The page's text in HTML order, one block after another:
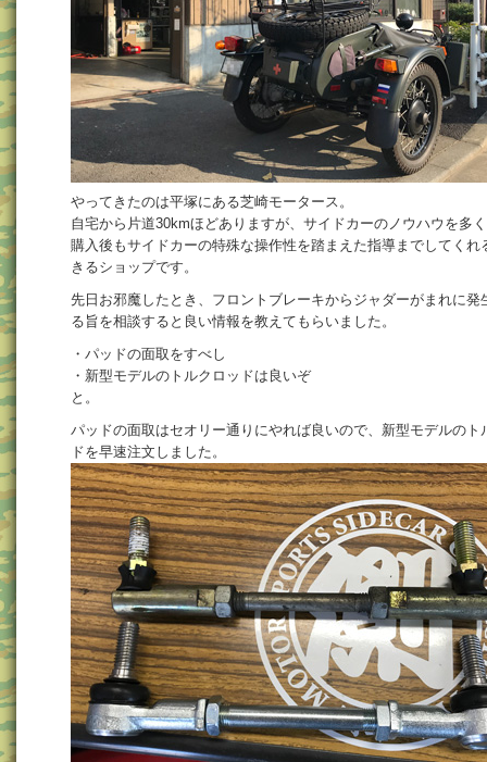
やってきたのは平塚にある芝崎モータース。
自宅から片道30kmほどありますが、サイドカーのノウハウを多
購入後もサイドカーの特殊な操作性を踏まえた指導までしてくれ
きるショップです。
先日お邪魔したとき、フロントブレーキからジャダーがまれに発
る旨を相談すると良い情報を教えてもらいました。
・パッドの面取をすべし
・新型モデルのトルクロッドは良いぞ
と。
パッドの面取はセオリー通りにやれば良いので、新型モデルのト
ドを早速注文しました。